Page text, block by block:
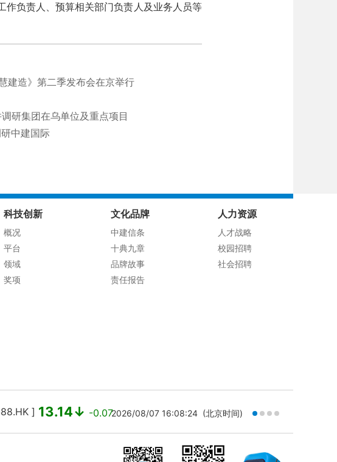
负责人、预算相关部门负责人及业务人员等
建造》第二季发布会在京举行
研集团在乌单位及重点项目
中建国际
科技创新
概况
平台
领域
奖项
文化品牌
中建信条
十典九章
品牌故事
责任报告
人力资源
人才战略
校园招聘
社会招聘
] 13.14↓ -0.072026/08/07 16:08:24 (北京时间)